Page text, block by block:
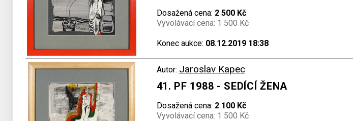
Dosažená cena: 2 500 Kč
Vyvolávací cena: 1 500 Kč
Konec aukce: 08.12.2019 18:38
Autor: Jaroslav Kapec
41. PF 1988 - SEDÍCÍ ŽENA
Dosažená cena: 2 100 Kč
Vyvolávací cena: 1 500 Kč